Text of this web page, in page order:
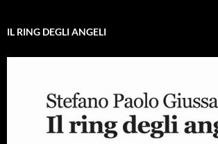
IL RING DEGLI ANGELI